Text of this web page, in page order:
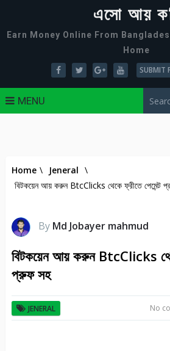
এসো আয়
Earn Money Online From
Home
SUBMIT
MENU
Home \ Jeneral \
বিটকয়েন আয় করুন BtcClicks থেকে ফ্রীতে পেমেন্ট
By Md Jobayer mahmud
বিটকয়েন আয় করুন BtcClicks
প্রুফ সহ
JENERAL No